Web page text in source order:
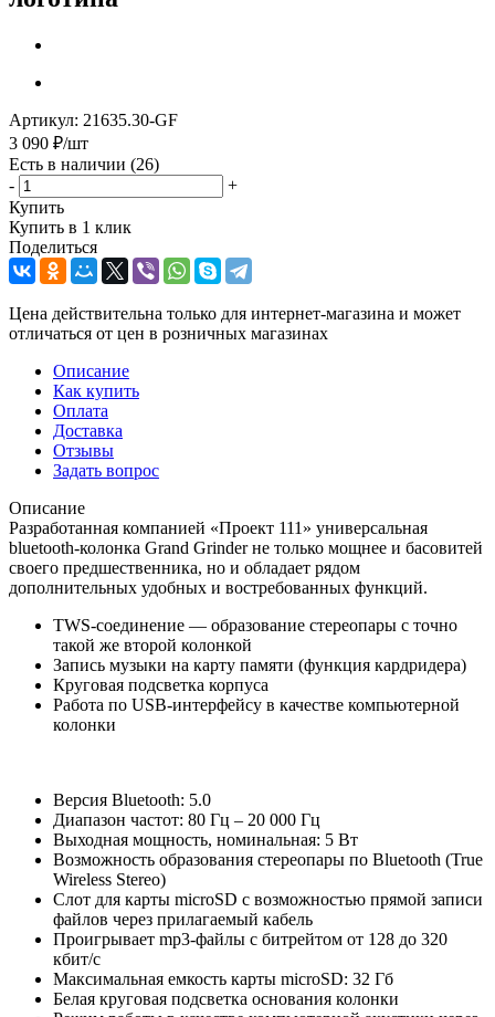
Артикул: 21635.30-GF
3 090 ₽/шт
Есть в наличии (26)
-
+
Купить
Купить в 1 клик
Поделиться
Цена действительна только для интернет-магазина и может
отличаться от цен в розничных магазинах
Описание
Как купить
Оплата
Доставка
Отзывы
Задать вопрос
Описание
Разработанная компанией «Проект 111» универсальная
bluetooth-колонка Grand Grinder не только мощнее и басовитей
своего предшественника, но и обладает рядом
дополнительных удобных и востребованных функций.
TWS-соединение — образование стереопары с точно
такой же второй колонкой
Запись музыки на карту памяти (функция кардридера)
Круговая подсветка корпуса
Работа по USB-интерфейсу в качестве компьютерной
колонки
Версия Bluetooth: 5.0
Диапазон частот: 80 Гц – 20 000 Гц
Выходная мощность, номинальная: 5 Вт
Возможность образования стереопары по Bluetooth (True
Wireless Stereo)
Слот для карты microSD с возможностью прямой записи
файлов через прилагаемый кабель
Проигрывает mp3-файлы с битрейтом от 128 до 320
кбит/с
Максимальная емкость карты microSD: 32 Гб
Белая круговая подсветка основания колонки